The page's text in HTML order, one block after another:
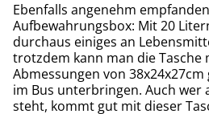
Ebenfalls angenehm
Aufbewahrungsbox: Mit 20
durchaus einiges an
trotzdem kann man die Tasche
Abmessungen von
im Bus unterbringen. Auch wer
steht, kommt gut mit dieser